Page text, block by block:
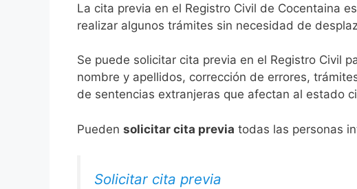
​​​​​​​​​​​​​​​​​​​​​​​​​​​​La cita previa en el Registro Civil de Cocentaina
realizar algunos trámites sin necesidad de
Se puede solicitar cita previa en el Registro Civil
nombre y apellidos, corrección de errores,
de sentencias extranjeras que afectan al estado
​Pueden solicitar cita previa todas las personas
Solicitar cita previa